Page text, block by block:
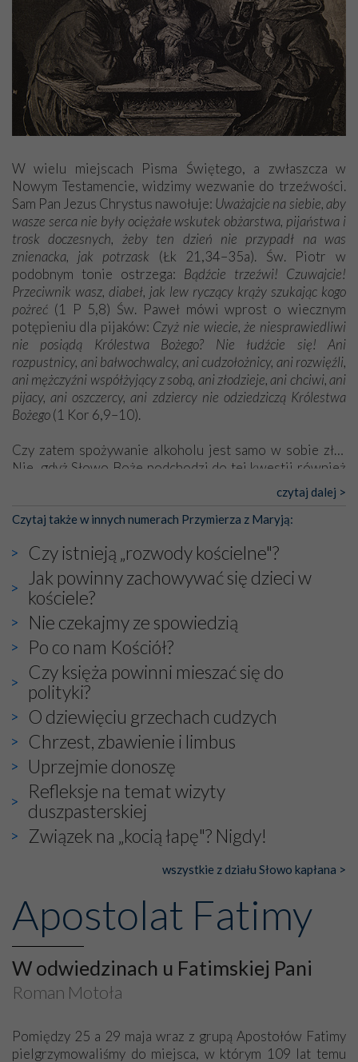
W wielu miejscach Pisma Świętego, a zwłaszcza w
Nowym Testamencie, widzimy wezwanie do trzeźwości.
Sam Pan Jezus Chrystus nawołuje: Uważajcie na siebie, aby
wasze serca nie były ociężałe wskutek obżarstwa, pijaństwa i
trosk doczesnych, żeby ten dzień nie przypadł na was
znienacka, jak potrzask (Łk 21,34–35a). Św. Piotr w
podobnym tonie ostrzega: Bądźcie trzeźwi! Czuwajcie!
Przeciwnik wasz, diabeł, jak lew ryczący krąży szukając kogo
pożreć (1 P 5,8) Św. Paweł mówi wprost o wiecznym
potępieniu dla pijaków: Czyż nie wiecie, że niesprawiedliwi
nie posiądą Królestwa Bożego? Nie łudźcie się! Ani
rozpustnicy, ani bałwochwalcy, ani cudzołożnicy, ani rozwięźli,
ani mężczyźni współżyjący z sobą, ani złodzieje, ani chciwi, ani
pijacy, ani oszczercy, ani zdziercy nie odziedziczą Królestwa
Bożego(1 Kor 6,9–10).
Czy zatem spożywanie alkoholu jest samo w sobie złe?
Nie, gdyż Słowo Boże podchodzi do tej kwestii również
[Pełny tekst w wydaniu papierowym]
czytaj dalej >
Czytaj także w innych numerach Przymierza z Maryją:
Czy istnieją „rozwody kościelne"?
Jak powinny zachowywać się dzieci w
kościele?
Nie czekajmy ze spowiedzią
Po co nam Kościół?
Czy księża powinni mieszać się do
polityki?
O dziewięciu grzechach cudzych
Chrzest, zbawienie i limbus
Uprzejmie donoszę
Refleksje na temat wizyty
duszpasterskiej
Związek na „kocią łapę"? Nigdy!
wszystkie z działu Słowo kapłana >
Apostolat Fatimy
W odwiedzinach u Fatimskiej Pani
Roman Motoła
Pomiędzy 25 a 29 maja wraz z grupą Apostołów Fatimy
pielgrzymowaliśmy do miejsca, w którym 109 lat temu